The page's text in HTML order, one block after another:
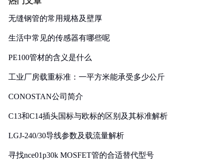
无缝钢管的常用规格及壁厚
生活中常见的传感器有哪些呢
PE100管材的含义是什么
工业厂房载重标准：一平方米能承受多少公斤
CONOSTAN公司简介
C13和C14插头国标与欧标的区别及其标准解析
LGJ-240/30导线参数及载流量解析
寻找nce01p30k MOSFET管的合适替代型号